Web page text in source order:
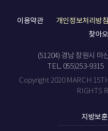
이용약관 개인정보처리방침
찾아
(51204) 경남 창원시 마
TEL. 055)253-9315
Copyright 2020 MARCH
RIGHTS
지방보